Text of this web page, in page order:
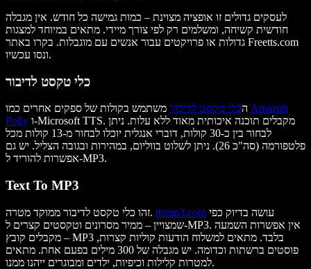
לעסקים גדולים זו אופציה מצוינת – כמות גמישה כל חודש. אין מגבלה
חודשית קשיחה, ומשלמים רק לפי צורך מיידי. מתאים במיוחד למצגות
גדולות או פרויקטים עבור אנשים עם מוגבלות. בקרו באתר Freetts.com
ונסו עכשיו.
כלי טקסט לדיבור
הכלי טקסט לדיבור
Amazon
Polly
לבחור בין כ-30 קולות, דוברי אנגלית יוכלו לבחור מ-13 קולות מכל
פלטפורמה (סה"כ 26). ניתן לשלוט בווליום, במהירות ובגובה הצליל. יש גם
אפשרות להוריד ל-MP3.
Text To MP3
זהו כלי טקסט לדיבור ממוקד מטרה. ttsmp3.com
שמצויין – ממיר מסרונים וטקסטים קצרים ל-MP3. אין אפשרות השמעה
– מקבלים קובץ MP3 בלבד. מתאים למשלוח הודעות קוליות קצרות,
פוסטים ברשתות וכדומה. יש מגבלה של 300 מילים בפעם אחת. מתאים
למטרות קלילות וכיפיות, ילדים ומבוגרים ייהנו ממנו.